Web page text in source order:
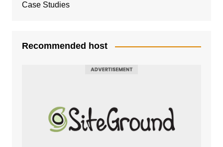
Case Studies
Recommended host